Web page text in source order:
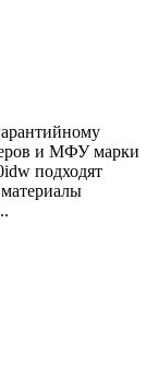
и МФУ марки
подходят